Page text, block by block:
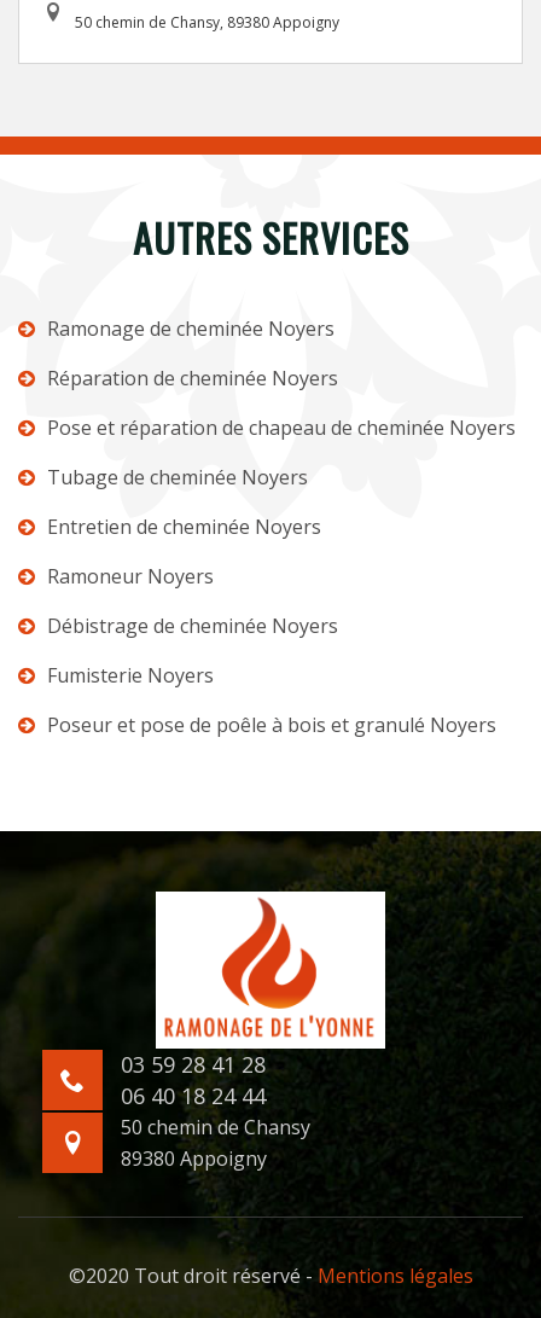
50 chemin de Chansy, 89380 Appoigny
AUTRES SERVICES
Ramonage de cheminée Noyers
Réparation de cheminée Noyers
Pose et réparation de chapeau de cheminée Noyers
Tubage de cheminée Noyers
Entretien de cheminée Noyers
Ramoneur Noyers
Débistrage de cheminée Noyers
Fumisterie Noyers
Poseur et pose de poêle à bois et granulé Noyers
03 59 28 41 28
06 40 18 24 44
50 chemin de Chansy
89380 Appoigny
©2020 Tout droit réservé - Mentions légales